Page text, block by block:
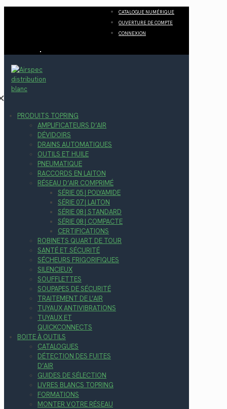
CATALOGUE NUMÉRIQUE
OUVERTURE DE COMPTE
CONNEXION
PRODUITS TOPRING
AMPLIFICATEURS D’AIR
DÉVIDOIRS
DRAINS AUTOMATIQUES
OUTILS ET HUILE
PNEUMATIQUE
RACCORDS EN LAITON
RÉSEAU D’AIR COMPRIMÉ
SÉRIE 05 | POLYAMIDE
SÉRIE 07 | LAITON
SÉRIE 08 | STANDARD
SÉRIE 08 | COMPACTE
CERTIFICATIONS
ROBINETS QUART DE TOUR
SANTÉ ET SÉCURITÉ
SÉCHEURS FRIGORIFIQUES
SILENCIEUX
SOUFFLETTES
SOUPAPES DE SÉCURITÉ
TRAITEMENT DE L’AIR
TUYAUX ANTIVIBRATIONS
TUYAUX ET
QUICKCONNECTS
BOITE À OUTILS
CATALOGUES
DÉTECTION DES FUITES
D’AIR
GUIDES DE SÉLECTION
LIVRES BLANCS TOPRING
FORMATIONS
MONTER VOTRE RÉSEAU